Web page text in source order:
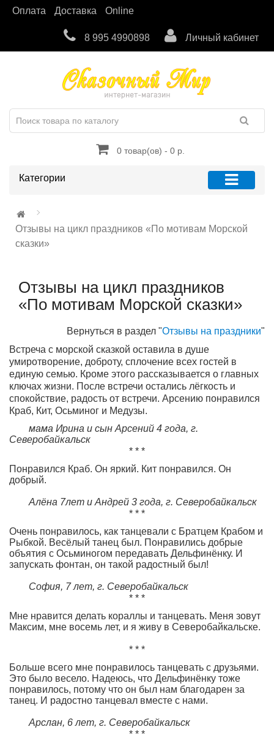
Оплата Доставка Online
8 995 4990898 Личный кабинет
0 товар(ов) - 0 р.
Категории
Отзывы на цикл праздников «По мотивам Морской
сказки»
Отзывы на цикл праздников
«По мотивам Морской сказки»
Вернуться в раздел "Отзывы на праздники"
Встреча с морской сказкой оставила в душе
умиротворение, доброту, сплочение всех гостей в
единую семью. Кроме этого рассказывается о главных
ключах жизни. После встречи остались лёгкость и
спокойствие, радость от встречи. Арсению понравился
Краб, Кит, Осьминог и Медузы.
мама Ирина и сын Арсений 4 года, г.
Северобайкальск
* * *
Понравился Краб. Он яркий. Кит понравился. Он
добрый.
Алёна 7лет и Андрей 3 года, г. Северобайкальск
* * *
Очень понравилось, как танцевали с Братцем Крабом и
Рыбкой. Весёлый танец был. Понравились добрые
объятия с Осьминогом передавать Дельфинёнку. И
запускать фонтан, он такой радостный был!
София, 7 лет, г. Северобайкальск
* * *
Мне нравится делать кораллы и танцевать. Меня зовут
Максим, мне восемь лет, и я живу в Северобайкальске.
* * *
Больше всего мне понравилось танцевать с друзьями.
Это было весело. Надеюсь, что Дельфинёнку тоже
понравилось, потому что он был нам благодарен за
танец. И радостно танцевал вместе с нами.
Арслан, 6 лет, г. Северобайкальск
* * *